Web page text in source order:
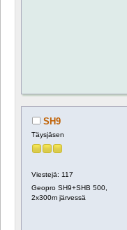
SH9
Täysjäsen
Viestejä: 117
Geopro SH9+SHB 500,
2x300m järvessä